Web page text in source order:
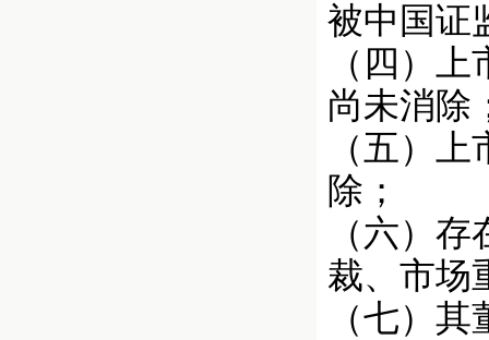
被中国证
（四）
尚未消除
（五）
除；
（六）
裁、市场
（七）